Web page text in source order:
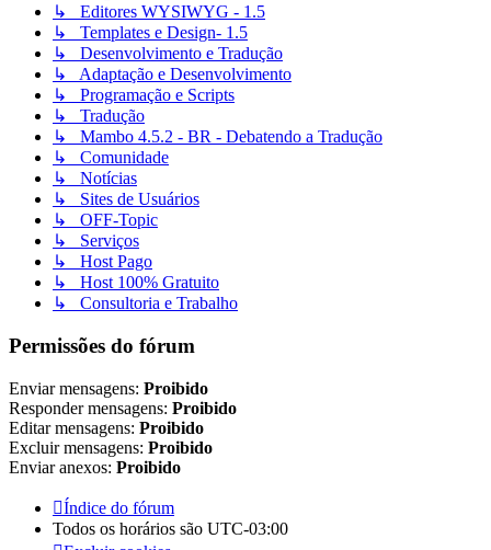
↳ Editores WYSIWYG - 1.5
↳ Templates e Design- 1.5
↳ Desenvolvimento e Tradução
↳ Adaptação e Desenvolvimento
↳ Programação e Scripts
↳ Tradução
↳ Mambo 4.5.2 - BR - Debatendo a Tradução
↳ Comunidade
↳ Notícias
↳ Sites de Usuários
↳ OFF-Topic
↳ Serviços
↳ Host Pago
↳ Host 100% Gratuito
↳ Consultoria e Trabalho
Permissões do fórum
Enviar mensagens: Proibido
Responder mensagens: Proibido
Editar mensagens: Proibido
Excluir mensagens: Proibido
Enviar anexos: Proibido
Índice do fórum
Todos os horários são UTC-03:00